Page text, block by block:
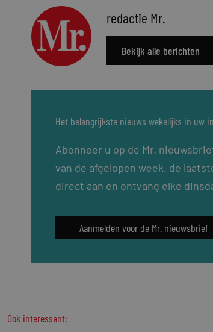
redactie Mr.
Bekijk alle berichten
Het belangrijkste nieuws wekelijks in uw
Abonneer u op de Mr.
van de afgelopen week, de
direct aan en ontvang elke
Aanmelden voor de Mr. nieuwsbrief
Ook interessant: